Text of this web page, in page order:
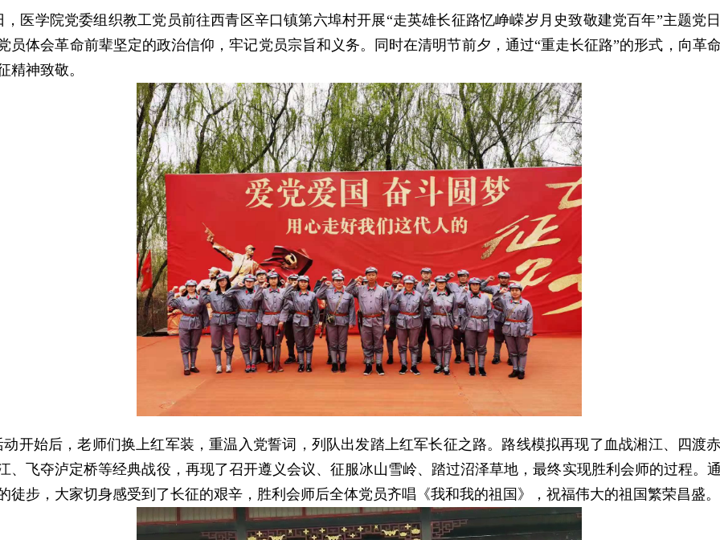
，医学院党委组织教工党员前往西青区辛口镇第六埠村开展“走英雄长征路忆峥嵘岁月史致敬建党百年”主题党
员体会革命前辈坚定的政治信仰，牢记党员宗旨和义务。同时在清明节前夕，通过“重走长征路”的形式，向革
精神致敬。
动开始后，老师们换上红军装，重温入党誓词，列队出发踏上红军长征之路。路线模拟再现了血战湘江、四渡
、飞夺泸定桥等经典战役，再现了召开遵义会议、征服冰山雪岭、踏过沼泽草地，最终实现胜利会师的过程。
徒步，大家切身感受到了长征的艰辛，胜利会师后全体党员齐唱《我和我的祖国》，祝福伟大的祖国繁荣昌盛。